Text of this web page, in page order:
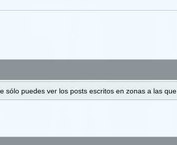
puedes ver los posts escritos en zonas a las